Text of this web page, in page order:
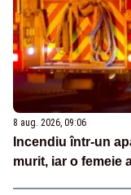
8 aug. 2026, 09:06
Incendiu într-un
murit, iar o femeie